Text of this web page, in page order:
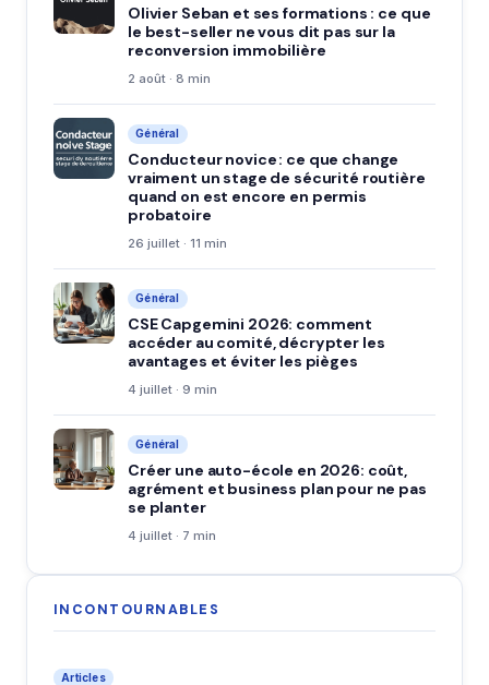
Olivier Seban et ses formations : ce que
le best-seller ne vous dit pas sur la
reconversion immobilière
2 août · 8 min
Général
Conducteur novice : ce que change
vraiment un stage de sécurité routière
quand on est encore en permis
probatoire
26 juillet · 11 min
Général
CSE Capgemini 2026: comment
accéder au comité, décrypter les
avantages et éviter les pièges
4 juillet · 9 min
Général
Créer une auto-école en 2026: coût,
agrément et business plan pour ne pas
se planter
4 juillet · 7 min
INCONTOURNABLES
Articles